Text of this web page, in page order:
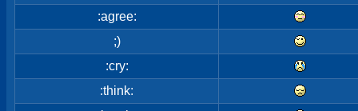
:agree:
;)
:cry:
:think: